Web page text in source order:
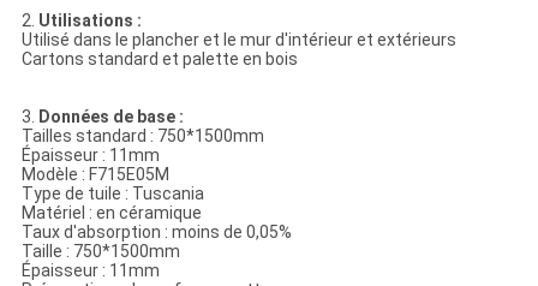
2. Utilisations :
Utilisé dans le plancher et le mur d'intérieur et extérieurs
Cartons standard et palette en bois
3. Données de base :
Tailles standard : 750*1500mm
Épaisseur : 11mm
Modèle : F715E05M
Type de tuile : Tuscania
Matériel : en céramique
Taux d'absorption : moins de 0,05%
Taille : 750*1500mm
Épaisseur : 11mm